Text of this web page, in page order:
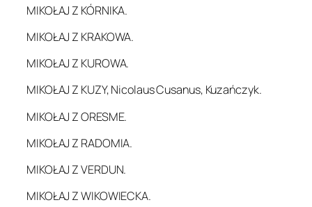
MIKOŁAJ Z KÓRNIKA.
MIKOŁAJ Z KRAKOWA.
MIKOŁAJ Z KUROWA.
MIKOŁAJ Z KUZY, Nicolaus Cusanus, Kuzańczyk.
MIKOŁAJ Z ORESME.
MIKOŁAJ Z RADOMIA.
MIKOŁAJ Z VERDUN.
MIKOŁAJ Z WIKOWIECKA.